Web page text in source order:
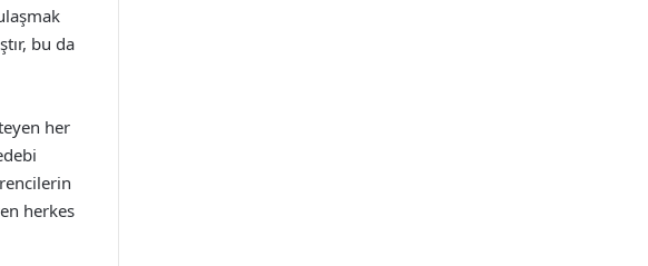
bu da
her
herkes